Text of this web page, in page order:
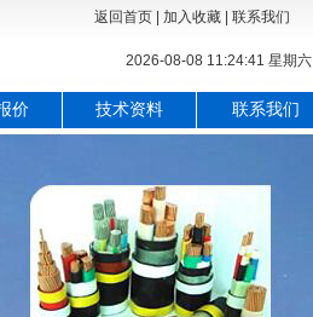
返回首页| 加入收藏| 联系我们
2026-08-08 11:24:42 星期六
价 技术资料 联系我们